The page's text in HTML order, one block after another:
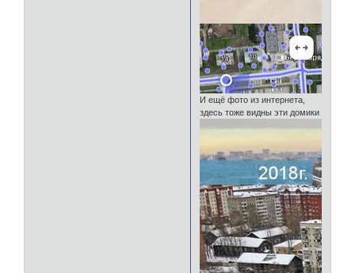
И ещё фото из интернета,
здесь тоже видны эти домики